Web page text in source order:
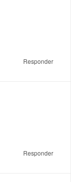
Responder
Responder